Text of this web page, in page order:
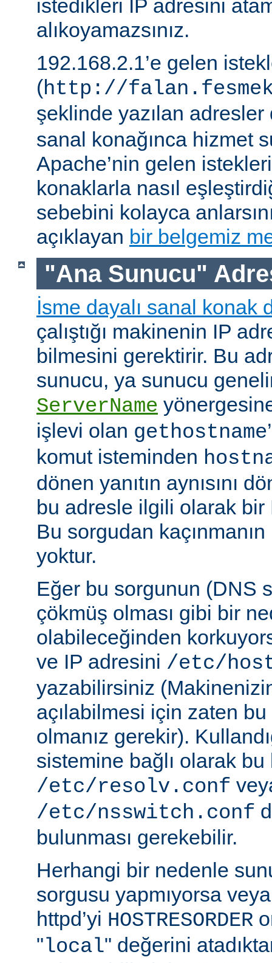
istedikleri IP adresini
alıkoyamazsınız.
192.168.2.1’e gelen
(http://
şeklinde yazılan
sanal konağınca hizmet
Apache’nin gelen
konaklarla nasıl
sebebini kolayca
açıklayan bir belgemiz
"Ana Sunucu"
İsme dayalı sanal konak
çalıştığı makinenin IP
bilmesini gerektirir. Bu
sunucu, ya sunucu
ServerName
işlevi olan gethostname
komut isteminden
dönen yanıtın aynısını
bu adresle ilgili olarak
Bu sorgudan
yoktur.
Eğer bu sorgunun (DNS
çökmüş olması gibi bir
olabileceğinden
ve IP adresini /etc/
yazabilirsiniz
açılabilmesi için zaten bu
olmanız gerekir).
sistemine bağlı olarak bu
/etc/resolv.conf
/etc/nsswitch.conf
bulunması gerekebilir.
Herhangi bir nedenle
sorgusu yapmıyorsa
httpd’yi HOSTRESORDER
" local" değerini